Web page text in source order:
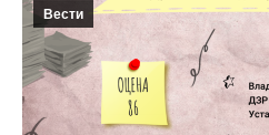
Вести